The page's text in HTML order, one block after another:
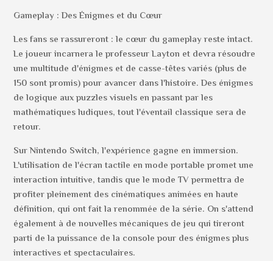
Gameplay : Des Énigmes et du Cœur
Les fans se rassureront : le cœur du gameplay reste intact.
Le joueur incarnera le professeur Layton et devra résoudre
une multitude d'énigmes et de casse-têtes variés (plus de
150 sont promis) pour avancer dans l'histoire. Des énigmes
de logique aux puzzles visuels en passant par les
mathématiques ludiques, tout l'éventail classique sera de
retour.
Sur Nintendo Switch, l'expérience gagne en immersion.
L'utilisation de l'écran tactile en mode portable promet une
interaction intuitive, tandis que le mode TV permettra de
profiter pleinement des cinématiques animées en haute
définition, qui ont fait la renommée de la série. On s'attend
également à de nouvelles mécaniques de jeu qui tireront
parti de la puissance de la console pour des énigmes plus
interactives et spectaculaires.